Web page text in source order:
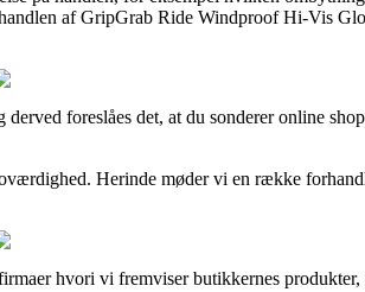
af GripGrab Ride Windproof Hi-Vis
foreslåes det, at du sonderer online
Herinde møder vi en række
hvori vi fremviser butikkernes